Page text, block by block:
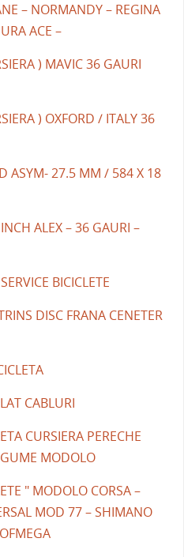
– NORMANDY – REGINA
ACE –
) MAVIC 36 GAURI
) OXFORD / ITALY 36
ASYM- 27.5 MM / 584 X 18
ALEX – 36 GAURI –
BICICLETE
DISC FRANA CENETER
CABLURI
CURSIERA PERECHE
MODOLO
" MODOLO CORSA –
MOD 77 – SHIMANO